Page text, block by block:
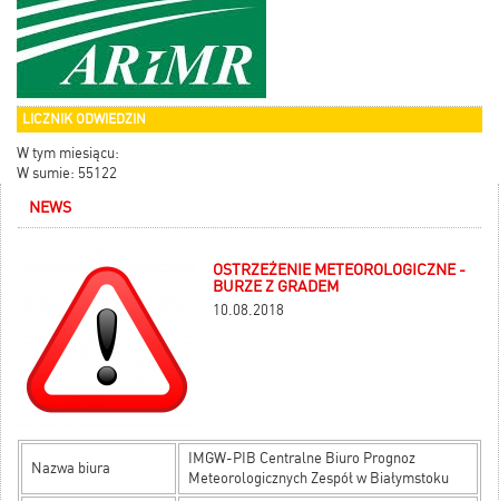
LICZNIK ODWIEDZIN
W tym miesiącu:
W sumie: 55122
NEWS
OSTRZEŻENIE METEOROLOGICZNE -
BURZE Z GRADEM
10.08.2018
Nazwa biura
IMGW-PIB Centralne Biuro Prognoz
Meteorologicznych Zespół w Białymstoku